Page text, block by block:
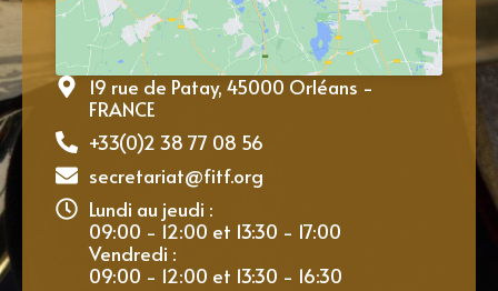
19 rue de Patay, 45000 Orléans -
FRANCE
+33(0)2 38 77 08 56
secretariat@fitf.org
Lundi au jeudi :
09:00 - 12:00 et 13:30 - 17:00
Vendredi :
09:00 - 12:00 et 13:30 - 16:30